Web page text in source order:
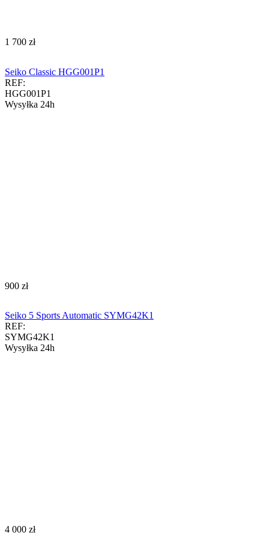
‍1 700‍ zł
Seiko Classic HGG001P1
REF:
HGG001P1
Wysyłka 24h
‍900‍ zł
Seiko 5 Sports Automatic SYMG42K1
REF:
SYMG42K1
Wysyłka 24h
‍4 000‍ zł